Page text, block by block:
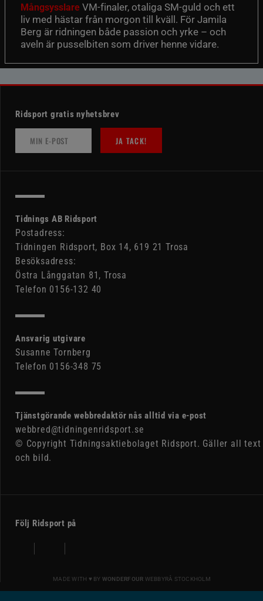
Mångsysslare VM-finaler, otaliga SM-guld och ett
liv med hästar från morgon till kväll. För Jamila
Berg är ridningen både passion och yrke – och
aveln är pusselbiten som driver henne vidare.
Ridsport gratis nyhetsbrev
JA TACK!
Tidnings AB Ridsport
Postadress:
Tidningen Ridsport, Box 14, 619 21 Trosa
Besöksadress:
Östra Långgatan 81, Trosa
Telefon 0156-132 40
Ansvarig utgivare
Susanne Tornberg
Telefon 0156-348 75
Tjänstgörande webbredaktör nås alltid via e-post
webbred@tidningenridsport.se
© Copyright Tidningsaktiebolaget Ridsport. Gäller all text
och bild.
Följ Ridsport på
MADE WITH ♥ BY WONDERFOUR WEBBYRÅ STOCKHOLM